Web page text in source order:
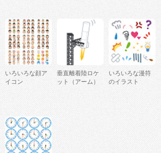
いろいろな顔ア
イコン
垂直離着陸ロケ
ット（アーム）
いろいろな漫符
のイラスト